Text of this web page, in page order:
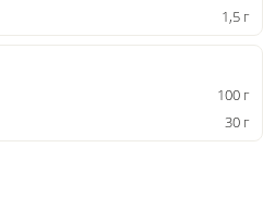
1,5 г
100 г
30 г